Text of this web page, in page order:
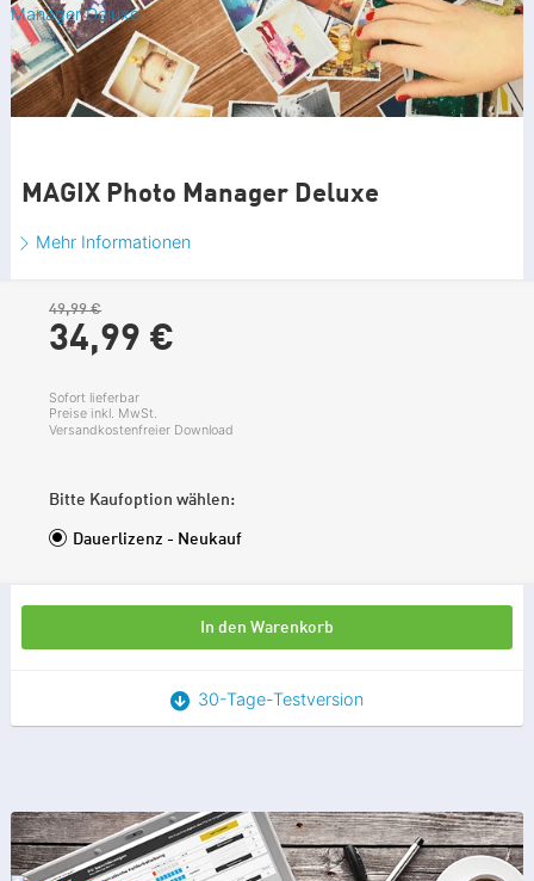
MAGIX Photo Manager Deluxe
Mehr Informationen
49,99 €
34,99 €
Sofort lieferbar
Preise inkl. MwSt.
Versandkostenfreier Download
Bitte Kaufoption wählen:
Dauerlizenz - Neukauf
In den Warenkorb
30-Tage-Testversion